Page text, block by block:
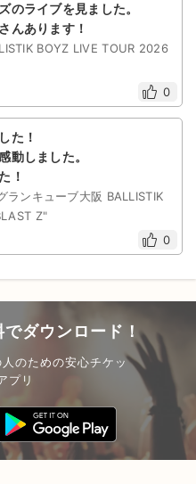
のライブを見ました。
んあります！
BOYZ LIVE TOUR 2026
0
た！
動しました。
！
ンキューブ大阪 BALLISTIK
Z"
0
ダウンロード！
のための安心チケッ
プリ